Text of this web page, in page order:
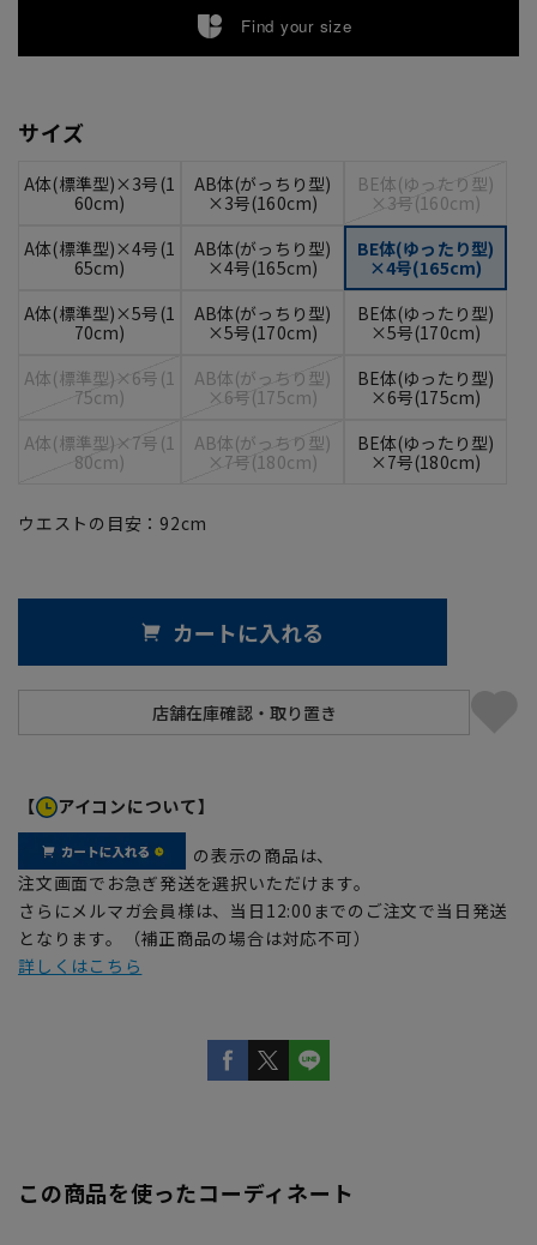
Find your size
サイズ
A体(標準型)×3号(1
60cm)
AB体(がっちり型)
×3号(160cm)
BE体(ゆったり型)
×3号(160cm)
A体(標準型)×4号(1
65cm)
AB体(がっちり型)
×4号(165cm)
BE体(ゆったり型)
×4号(165cm)
A体(標準型)×5号(1
70cm)
AB体(がっちり型)
×5号(170cm)
BE体(ゆったり型)
×5号(170cm)
A体(標準型)×6号(1
75cm)
AB体(がっちり型)
×6号(175cm)
BE体(ゆったり型)
×6号(175cm)
A体(標準型)×7号(1
80cm)
AB体(がっちり型)
×7号(180cm)
BE体(ゆったり型)
×7号(180cm)
ウエストの目安： 92cm
カートに入れる
【 アイコンについて】
の表示の商品は、
注文画面でお急ぎ発送を選択いただけます。
さらにメルマガ会員様は、当日12:00までのご注文で当日発送
となります。（補正商品の場合は対応不可）
詳しくはこちら
この商品を使ったコーディネート